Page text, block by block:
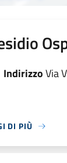
IndirizzoVia
DI PIÙ